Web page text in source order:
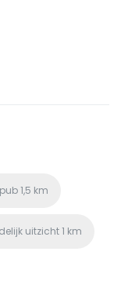
1,5 km
uitzicht1 km